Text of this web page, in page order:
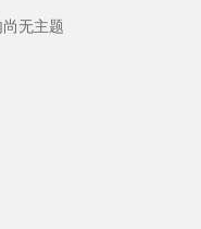
无主题